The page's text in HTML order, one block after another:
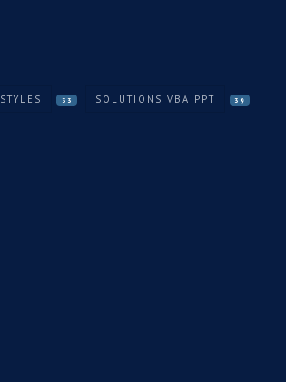
STYLES 33 SOLUTIONS VBA PPT 39